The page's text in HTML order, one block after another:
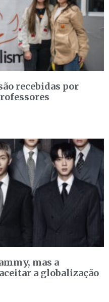
recebidas por
mas a
a globalização